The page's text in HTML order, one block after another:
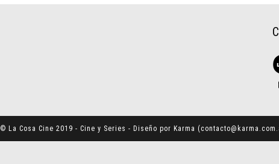
© La Cosa Cine 2019 - Cine y Series - Diseño por Karma (